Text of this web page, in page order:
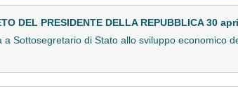
DEL PRESIDENTE DELLA REPUBBLICA 30
a Sottosegretario di Stato allo sviluppo economico